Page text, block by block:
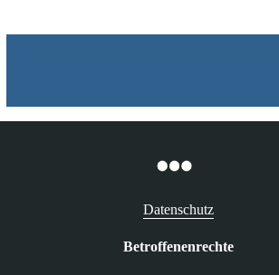
Datenschutz
Betroffenenrechte